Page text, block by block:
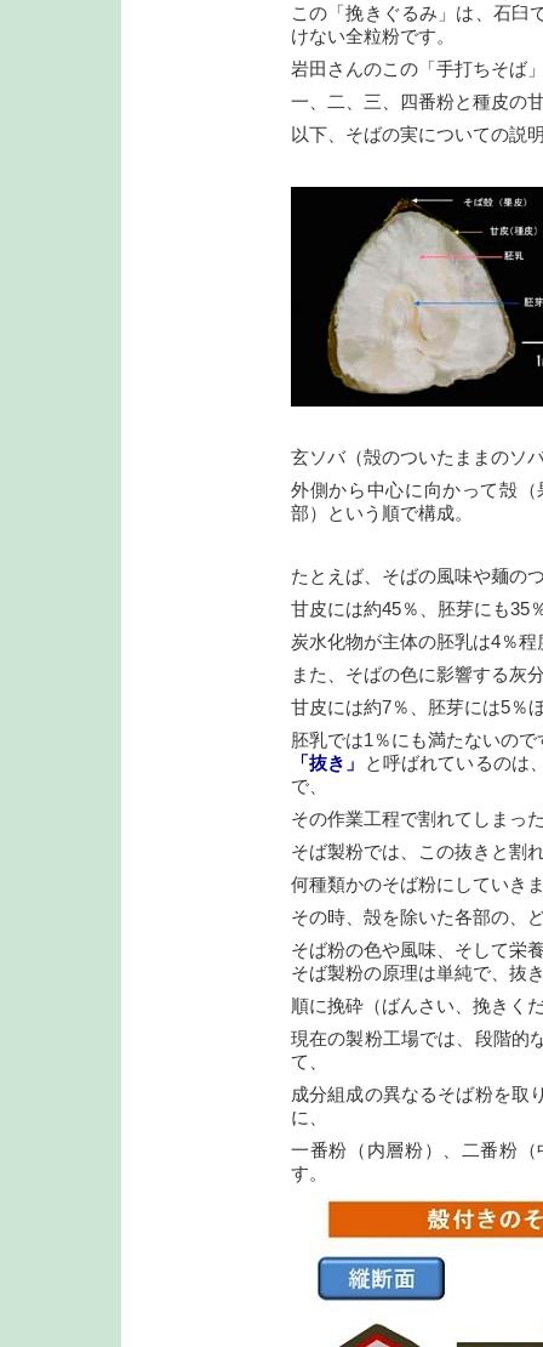
この「挽きぐるみ」は、石臼
けない全粒粉です。
岩田さんのこの「手打ちそば
一、二、三、四番粉と種皮の
以下、そばの実についての説
玄ソバ（殻のついたままのソ
外側から中心に向かって殻
部）という順で構成。
たとえば、そばの風味や麺の
甘皮には約45％、胚芽にも35
炭水化物が主体の胚乳は4％
また、そばの色に影響する灰
甘皮には約7％、胚芽には5％
胚乳では1％にも満たないので
「抜き」
と呼ばれているのは
で、
その作業工程で割れてしまっ
そば製粉では、この抜きと割
何種類かのそば粉にしていき
その時、殻を除いた各部の、
そば粉の色や風味、そして栄
そば製粉の原理は単純で、抜
順に挽砕（ばんさい、挽きく
現在の製粉工場では、段階的
て、
成分組成の異なるそば粉を取
に、
一番粉（内層粉）、二番粉
す。